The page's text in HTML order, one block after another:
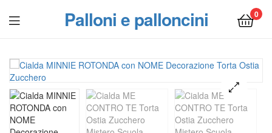
Palloni e palloncini 0
Menu